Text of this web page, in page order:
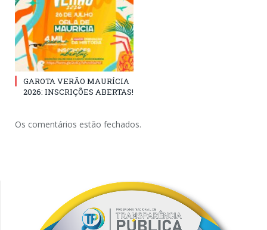
GAROTA VERÃO MAURÍCIA
2026: INSCRIÇÕES ABERTAS!
Os comentários estão fechados.